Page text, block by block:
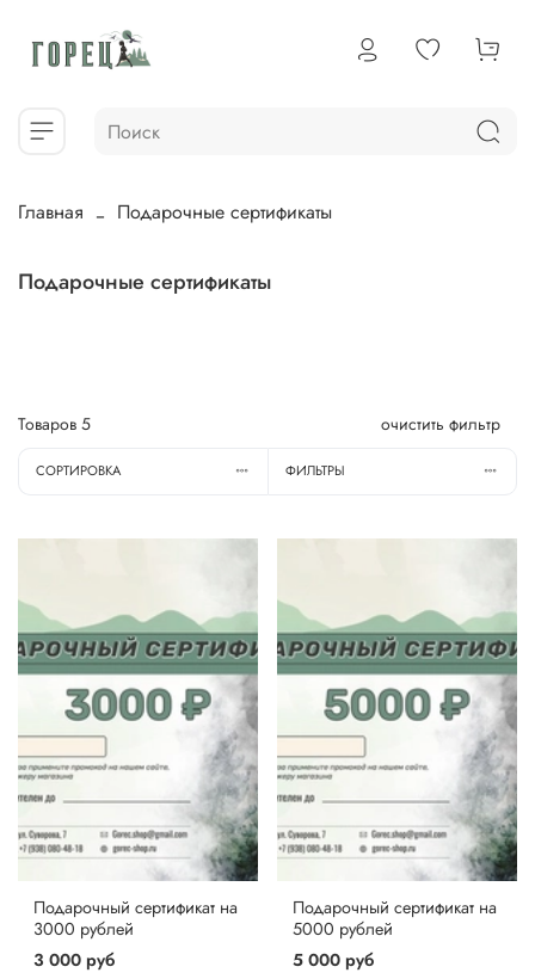
Главная Подарочные сертификаты
Подарочные сертификаты
Товаров 5 очистить фильтр
СОРТИРОВКА ФИЛЬТРЫ
Подарочный сертификат на
3000 рублей
3 000 руб
Подарочный сертификат на
5000 рублей
5 000 руб